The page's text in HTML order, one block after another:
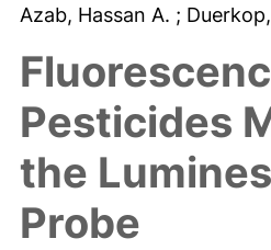
Azab, Hassan A. ;
Pesticides
the
Probe